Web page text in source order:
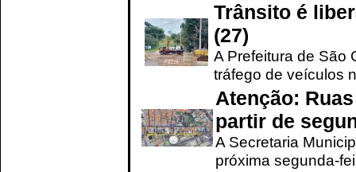
Trânsito é
(27)
A Prefeitura de São
tráfego de veículos
Atenção:
partir de
A Secretaria
próxima segunda-